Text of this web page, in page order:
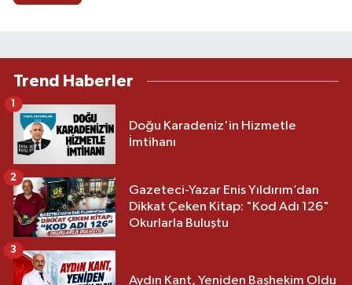
Trend Haberler
Doğu Karadeniz'in Hizmetle
İmtihanı
1
Gazeteci-Yazar Enis Yıldırım’dan
Dikkat Çeken Kitap: "Kod Adı 126"
Okurlarla Buluştu
2
Aydın Kant, Yeniden Başhekim Oldu
3